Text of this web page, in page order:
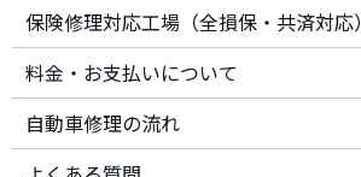
保険修理対応工場（全損保・共済対応）
料金・お支払いについて
自動車修理の流れ